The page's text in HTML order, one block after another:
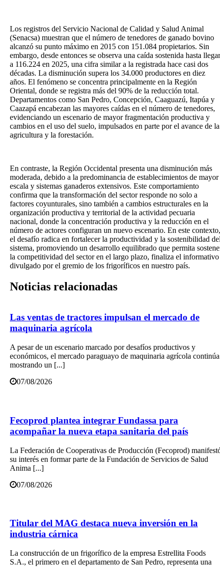
Los registros del Servicio Nacional de Calidad y Salud Animal
(Senacsa) muestran que el número de tenedores de ganado bovino
alcanzó su punto máximo en 2015 con 151.084 propietarios. Sin
embargo, desde entonces se observa una caída sostenida hasta llegar
a 116.224 en 2025, una cifra similar a la registrada hace casi dos
décadas. La disminución supera los 34.000 productores en diez
años. El fenómeno se concentra principalmente en la Región
Oriental, donde se registra más del 90% de la reducción total.
Departamentos como San Pedro, Concepción, Caaguazú, Itapúa y
Caazapá encabezan las mayores caídas en el número de tenedores,
evidenciando un escenario de mayor fragmentación productiva y
cambios en el uso del suelo, impulsados en parte por el avance de la
agricultura y la forestación.
En contraste, la Región Occidental presenta una disminución más
moderada, debido a la predominancia de establecimientos de mayor
escala y sistemas ganaderos extensivos. Este comportamiento
confirma que la transformación del sector responde no solo a
factores coyunturales, sino también a cambios estructurales en la
organización productiva y territorial de la actividad pecuaria
nacional, donde la concentración productiva y la reducción en el
número de actores configuran un nuevo escenario. En este contexto,
el desafío radica en fortalecer la productividad y la sostenibilidad
sistema, promoviendo un desarrollo equilibrado que permita
la competitividad del sector en el largo plazo, finaliza el informativo
divulgado por el gremio de los frigoríficos en nuestro país.
Noticias relacionadas
Las ventas de tractores impulsan el mercado de
maquinaria agrícola
A pesar de un escenario marcado por desafíos productivos y
económicos, el mercado paraguayo de maquinaria agrícola continúa
mostrando un [...]
07/08/2026
Fecoprod plantea integrar Fundassa para
acompañar la nueva etapa sanitaria del país
La Federación de Cooperativas de Producción (Fecoprod)
su interés en formar parte de la Fundación de Servicios de Salud
Anima [...]
07/08/2026
Titular del MAG destaca nueva inversión en la
industria cárnica
La construcción de un frigorífico de la empresa Estrellita Foods
S.A., el primero en el departamento de San Pedro, representa una